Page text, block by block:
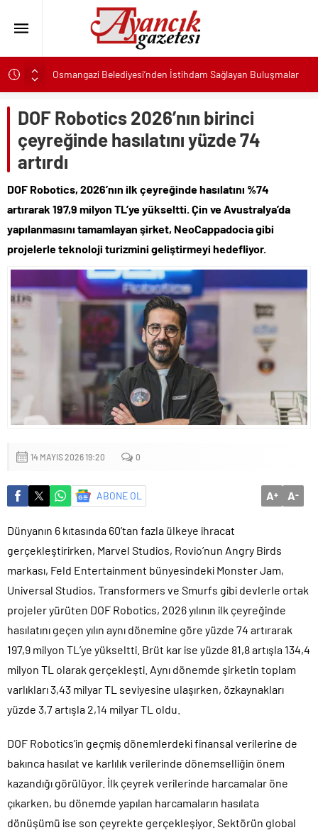
Osmangazi Belediyesi’nden İstihdam Sağlayan Buluşmalar
Başkan Eşki’den Çamdibi çıkarması: “Halkımızın içinde,
Bornova’nın hizmetindeyiz”
Başkan Hatice Gençay: “Didim’in Minik Ev Sahiplerine Sahip
Çıkmaya Devam Edeceğiz”
K. Menderes’te AKTAŞ Bereketi
Başkan Hatice Gençay: “Didim’in Her Noktasında Gece
Başkan Çerçioğlu’ndan 7 Eylül Temalı Ödüllü Resim, Şiir ve
Kompozisyon Yarışması
Başkan Hatice Gençay: “Kadınlarımızın Üretim Gücünü
Destekliyoruz”
Torbalı’nın kuru domates emekçileri yalnız bırakılmadı
Küçük işletmeler büyük siber risklerle karşı karşıya
DOF Robotics 2026’nın birinci
çeyreğinde hasılatını yüzde 74
artırdı
DOF Robotics, 2026’nın ilk çeyreğinde hasılatını %74
artırarak 197,9 milyon TL’ye yükseltti. Çin ve Avustralya’da
yapılanmasını tamamlayan şirket, NeoCappadocia gibi
projelerle teknoloji turizmini geliştirmeyi hedefliyor.
14 MAYIS 2026 19:20 0
ABONE OL A+ A-
Dünyanın 6 kıtasında 60’tan fazla ülkeye ihracat
gerçekleştirirken, Marvel Studios, Rovio’nun Angry Birds
markası, Feld Entertainment bünyesindeki Monster Jam,
Universal Studios, Transformers ve Smurfs gibi devlerle ortak
projeler yürüten DOF Robotics, 2026 yılının ilk çeyreğinde
hasılatını geçen yılın aynı dönemine göre yüzde 74 artırarak
197,9 milyon TL’ye yükseltti. Brüt kar ise yüzde 81,8 artışla 134,4
milyon TL olarak gerçekleşti. Aynı dönemde şirketin toplam
varlıkları 3,43 milyar TL seviyesine ulaşırken, özkaynakları
yüzde 3,7 artışla 2,14 milyar TL oldu.
DOF Robotics’in geçmiş dönemlerdeki finansal verilerine de
bakınca hasılat ve karlılık verilerinde dönemselliğin önem
kazandığı görülüyor. İlk çeyrek verilerinde harcamalar öne
çıkarken, bu dönemde yapılan harcamaların hasılata
dönüşümü ise son çeyrekte gerçekleşiyor. Sektörün global